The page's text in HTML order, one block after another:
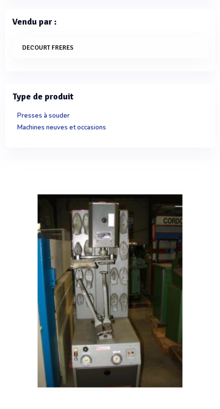
Vendu par :
DECOURT FRERES
Type de produit
Presses à souder
Machines neuves et occasions